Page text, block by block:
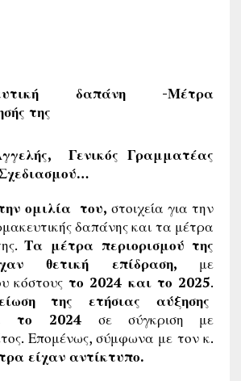
δαπάνη -Μέτρα
της
Γενικός Γραμματέας
ομιλία του,στοιχεία για την
δαπάνης και τα μέτρα
Τα μέτρα περιορισμού της
θετική επίδραση, με
κόστους το 2024 και το 2025.
της ετήσιας αύξησης
το 2024 σε σύγκριση με
Επομένως, σύμφωνα με τον κ.
είχαν αντίκτυπο.